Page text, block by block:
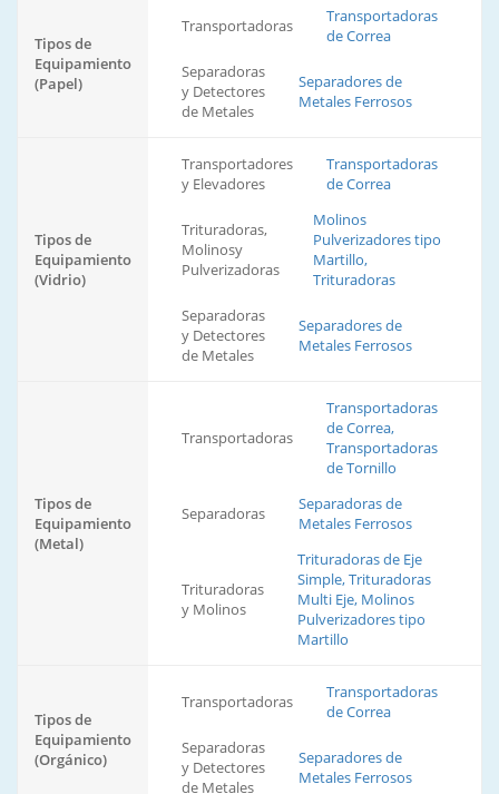
Tipos de
Equipamiento
(Papel)
Transportadoras
Transportadoras
de Correa
Separadoras
y Detectores
de Metales
Separadores de
Metales Ferrosos
Tipos de
Equipamiento
(Vidrio)
Transportadores
y Elevadores
Transportadoras
de Correa
Trituradoras,
Molinosy
Pulverizadoras
Molinos
Pulverizadores tipo
Martillo,
Trituradoras
Separadoras
y Detectores
de Metales
Separadores de
Metales Ferrosos
Tipos de
Equipamiento
(Metal)
Transportadoras
Transportadoras
de Correa,
Transportadoras
de Tornillo
Separadoras
Separadoras de
Metales Ferrosos
Trituradoras
y Molinos
Trituradoras de Eje
Simple, Trituradoras
Multi Eje, Molinos
Pulverizadores tipo
Martillo
Tipos de
Equipamiento
(Orgánico)
Transportadoras
Transportadoras
de Correa
Separadoras
y Detectores
de Metales
Separadores de
Metales Ferrosos